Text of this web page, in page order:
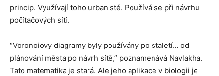
princip. Využívají toho urbanisté. Používá se při návrhu
počítačových sítí.
“Voronoiovy diagramy byly používány po staletí… od
plánování města po návrh sítě,” poznamenává Navlakha.
Tato matematika je stará. Ale jeho aplikace v biologii je